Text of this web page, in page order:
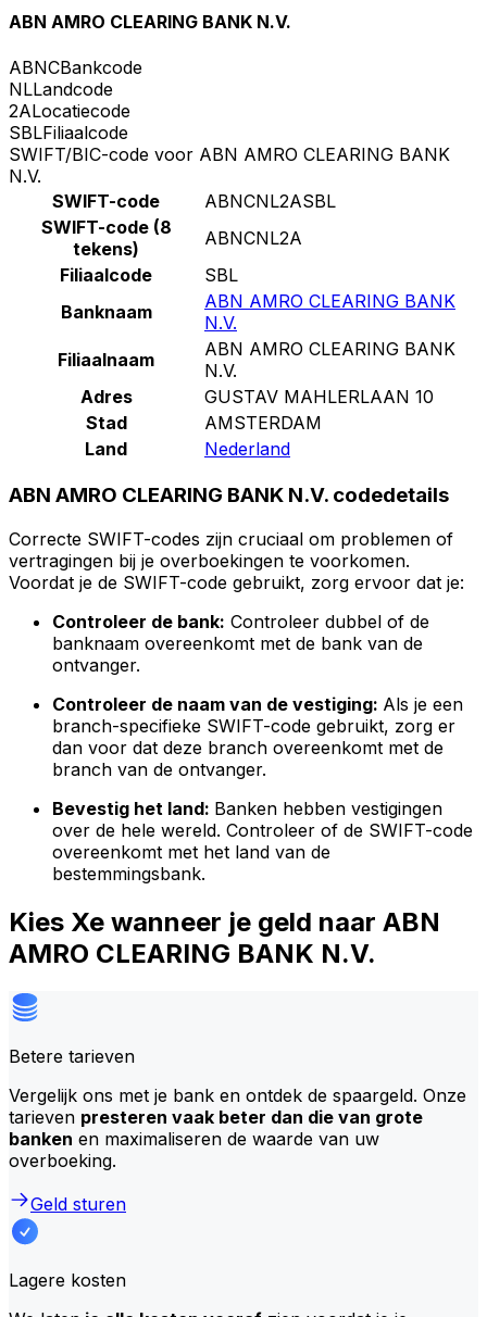
ABN AMRO CLEARING BANK N.V.
ABNCBankcode
NLLandcode
2ALocatiecode
SBLFiliaalcode
SWIFT/BIC-code voor ABN AMRO CLEARING BANK
N.V.
SWIFT-code
ABNCNL2ASBL
SWIFT-code (8
tekens)
ABNCNL2A
Filiaalcode
SBL
Banknaam
ABN AMRO CLEARING BANK
N.V.
Filiaalnaam
ABN AMRO CLEARING BANK
N.V.
Adres
GUSTAV MAHLERLAAN 10
Stad
AMSTERDAM
Land
Nederland
ABN AMRO CLEARING BANK N.V. codedetails
Correcte SWIFT-codes zijn cruciaal om problemen of
vertragingen bij je overboekingen te voorkomen.
Voordat je de SWIFT-code gebruikt, zorg ervoor dat je:
Controleer de bank: Controleer dubbel of de
banknaam overeenkomt met de bank van de
ontvanger.
Controleer de naam van de vestiging: Als je een
branch-specifieke SWIFT-code gebruikt, zorg er
dan voor dat deze branch overeenkomt met de
branch van de ontvanger.
Bevestig het land: Banken hebben vestigingen
over de hele wereld. Controleer of de SWIFT-code
overeenkomt met het land van de
bestemmingsbank.
Kies Xe wanneer je geld naar ABN
AMRO CLEARING BANK N.V.
Betere tarieven
Vergelijk ons met je bank en ontdek de spaargeld. Onze
tarieven presteren vaak beter dan die van grote
banken en maximaliseren de waarde van uw
overboeking.
Geld sturen
Lagere kosten